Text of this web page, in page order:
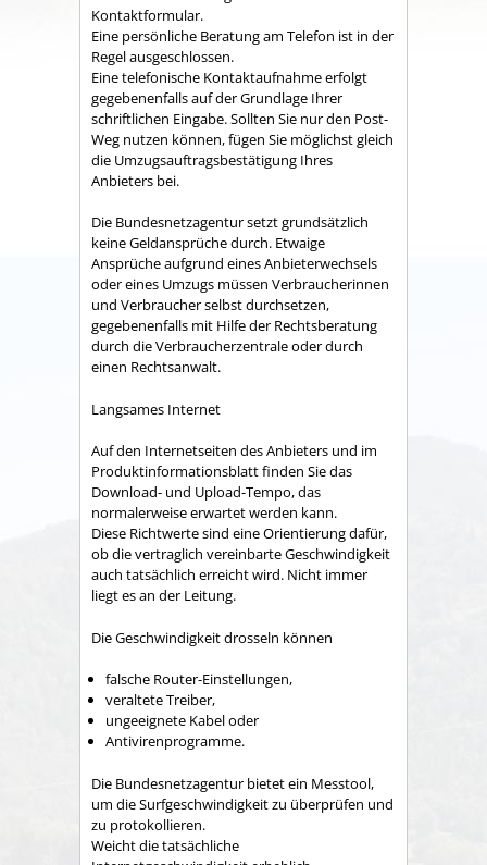
Kontaktformular.
Eine persönliche Beratung am Telefon ist in der
Regel ausgeschlossen.
Eine telefonische Kontaktaufnahme erfolgt
gegebenenfalls auf der Grundlage Ihrer
schriftlichen Eingabe. Sollten Sie nur den Post-
Weg nutzen können, fügen Sie möglichst gleich
die Umzugsauftragsbestätigung Ihres
Anbieters bei.
Die Bundesnetzagentur setzt grundsätzlich
keine Geldansprüche durch. Etwaige
Ansprüche aufgrund eines Anbieterwechsels
oder eines Umzugs müssen Verbraucherinnen
und Verbraucher selbst durchsetzen,
gegebenenfalls mit Hilfe der Rechtsberatung
durch die Verbraucherzentrale oder durch
einen Rechtsanwalt.
Langsames Internet
Auf den Internetseiten des Anbieters und im
Produktinformationsblatt finden Sie das
Download- und Upload-Tempo, das
normalerweise erwartet werden kann.
Diese Richtwerte sind eine Orientierung dafür,
ob die vertraglich vereinbarte Geschwindigkeit
auch tatsächlich erreicht wird. Nicht immer
liegt es an der Leitung.
Die Geschwindigkeit drosseln können
falsche Router-Einstellungen,
veraltete Treiber,
ungeeignete Kabel oder
Antivirenprogramme.
Die Bundesnetzagentur bietet ein Messtool,
um die Surfgeschwindigkeit zu überprüfen und
zu protokollieren.
Weicht die tatsächliche